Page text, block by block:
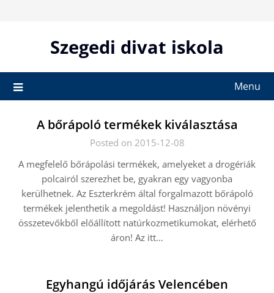
Szegedi divat iskola
Menu
A bőrápoló termékek kiválasztása
Posted on 2015-12-08
A megfelelő bőrápolási termékek, amelyeket a drogériák
polcairól szerezhet be, gyakran egy vagyonba
kerülhetnek. Az Eszterkrém által forgalmazott bőrápoló
termékek jelenthetik a megoldást! Használjon növényi
összetevőkből előállított natúrkozmetikumokat, elérhető
áron! Az itt…
Egyhangú időjárás Velencében